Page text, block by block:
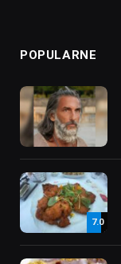
POPULARNE
7.0